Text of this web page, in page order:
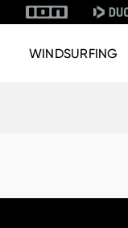
WINDSURFING